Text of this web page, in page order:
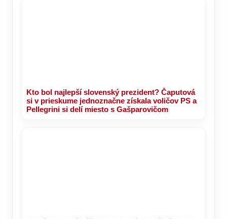
Kto bol najlepší slovenský prezident? Čaputová
si v prieskume jednoznačne získala voličov PS a
Pellegrini si delí miesto s Gašparovičom